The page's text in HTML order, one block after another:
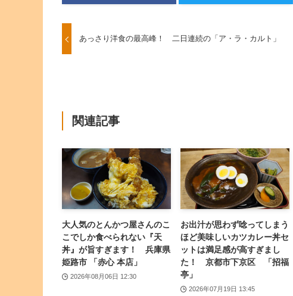
あっさり洋食の最高峰！ 二日連続の「ア・ラ・カルト」
関連記事
大人気のとんかつ屋さんのこ
こでしか食べられない『天
丼』が旨すぎます！ 兵庫県
姫路市 「赤心 本店」
2026年08月06日 12:30
お出汁が思わず唸ってしまう
ほど美味しいカツカレー丼セ
ットは満足感が高すぎまし
た！ 京都市下京区 「招福
亭」
2026年07月19日 13:45